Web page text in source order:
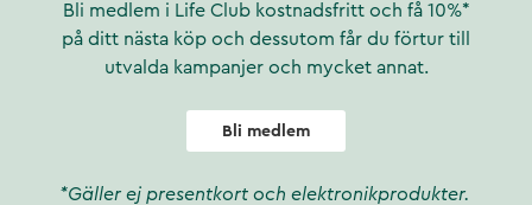
Bli medlem i Life Club kostnadsfritt och få 10%*
på ditt nästa köp och dessutom får du förtur till
utvalda kampanjer och mycket annat.
Bli medlem
*Gäller ej presentkort och elektronikprodukter.